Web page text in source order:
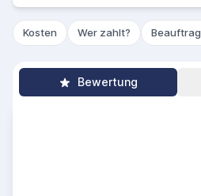
Kosten Wer zahlt?
Bewertung